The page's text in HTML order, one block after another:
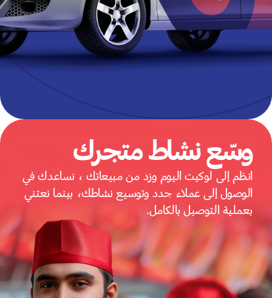
وسّع نشاط متجرك
انظم إلى لوكيت اليوم وزد من مبيعاتك ، نساعدك في
الوصول إلى عملاء جدد وتوسيع نشاطك، بينما نعتني
بعملية التوصيل بالكامل.